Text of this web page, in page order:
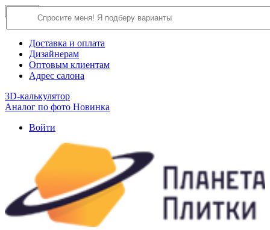
О компании
Доставка и оплата
Дизайнерам
Оптовым клиентам
Адрес салона
3D-калькулятор
Аналог по фото Новинка
Войти